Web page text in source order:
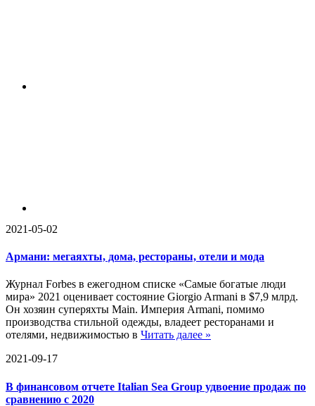
2021-05-02
Армани: мегаяхты, дома, рестораны, отели и мода
Журнал Forbes в ежегодном списке «Самые богатые люди
мира» 2021 оценивает состояние Giorgio Armani в $7,9 млрд.
Он хозяин суперяхты Main. Империя Armani, помимо
производства стильной одежды, владеет ресторанами и
отелями, недвижимостью в Читать далее »
2021-09-17
В финансовом отчете Italian Sea Group удвоение продаж по
сравнению с 2020